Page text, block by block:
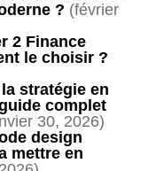
? (février
2 Finance
le choisir ?
stratégie en
complet
30, 2026)
design
mettre en